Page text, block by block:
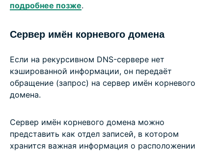
подробнее позже.
Сервер имён корневого домена
Если на рекурсивном DNS-сервере нет
кэшированной информации, он передаёт
обращение (запрос) на сервер имён корневого
домена.
Сервер имён корневого домена можно
представить как отдел записей, в котором
хранится важная информация о расположении